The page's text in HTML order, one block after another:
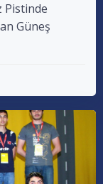
Pistinde
Güneş